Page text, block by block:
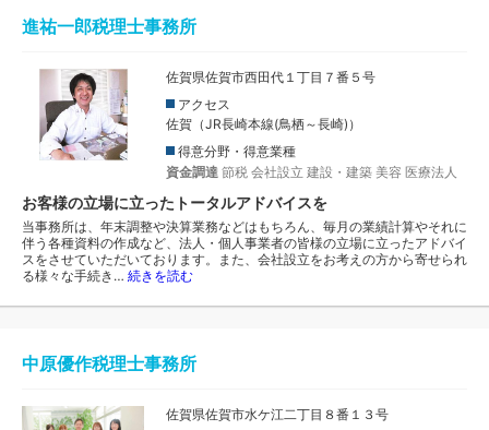
進祐一郎税理士事務所
佐賀県佐賀市西田代１丁目７番５号
アクセス
佐賀（JR長崎本線(鳥栖～長崎)）
得意分野・得意業種
資金調達 節税 会社設立 建設・建築 美容 医療法人
お客様の立場に立ったトータルアドバイスを
当事務所は、年末調整や決算業務などはもちろん、毎月の業績計算やそれに
伴う各種資料の作成など、法人・個人事業者の皆様の立場に立ったアドバイ
スをさせていただいております。また、会社設立をお考えの方から寄せられ
る様々な手続き… 続きを読む
中原優作税理士事務所
佐賀県佐賀市水ケ江二丁目８番１３号